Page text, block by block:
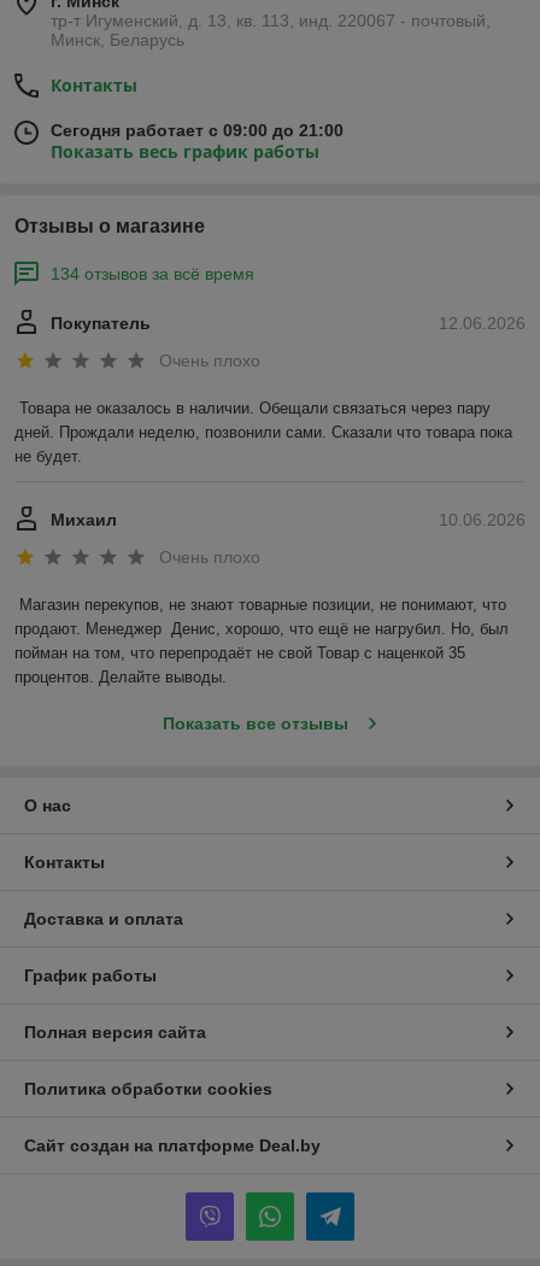
тр-т Игуменский, д. 13, кв. 113, инд. 220067 - почтовый,
Минск, Беларусь
Контакты
Сегодня работает с 09:00 до 21:00
Показать весь график работы
Отзывы о магазине
134 отзывов за всё время
12.06.2026
Покупатель
Очень плохо
Товара не оказалось в наличии. Обещали связаться через пару
дней. Прождали неделю, позвонили сами. Сказали что товара пока
не будет.
10.06.2026
Михаил
Очень плохо
Магазин перекупов, не знают товарные позиции, не понимают, что
продают. Менеджер  Денис, хорошо, что ещё не нагрубил. Но, был
пойман на том, что перепродаёт не свой Товар с наценкой 35
процентов. Делайте выводы.
Показать все отзывы
О нас
Контакты
Доставка и оплата
График работы
Полная версия сайта
Политика обработки cookies
Сайт создан на платформе Deal.by